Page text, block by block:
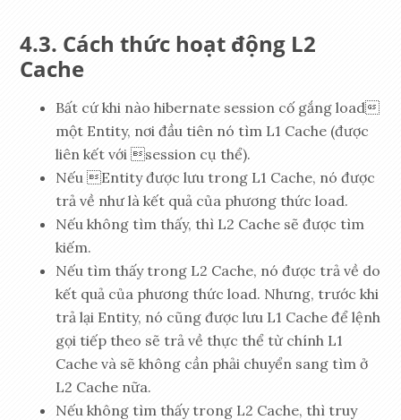
Cách thức hoạt động L2
Cache
Bất cứ khi nào hibernate session cố gắng load
một Entity, nơi đầu tiên nó tìm L1 Cache (được
liên kết với session cụ thể).
Nếu Entity được lưu trong L1 Cache, nó được
trả về như là kết quả của phương thức load.
Nếu không tìm thấy, thì L2 Cache sẽ được tìm
kiếm.
Nếu tìm thấy trong L2 Cache, nó được trả về do
kết quả của phương thức load. Nhưng, trước khi
trả lại Entity, nó cũng được lưu L1 Cache để lệnh
gọi tiếp theo sẽ trả về thực thể từ chính L1
Cache và sẽ không cần phải chuyển sang tìm ở
L2 Cache nữa.
Nếu không tìm thấy trong L2 Cache, thì truy